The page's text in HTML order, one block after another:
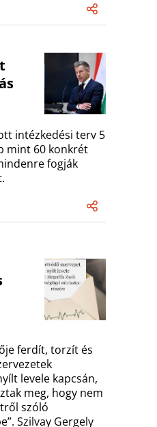
intézkedési terv 5
mint 60 konkrét
fogják
ferdít, torzít és
levele kapcsán,
meg, hogy nem
szóló
Szilvay Gergely